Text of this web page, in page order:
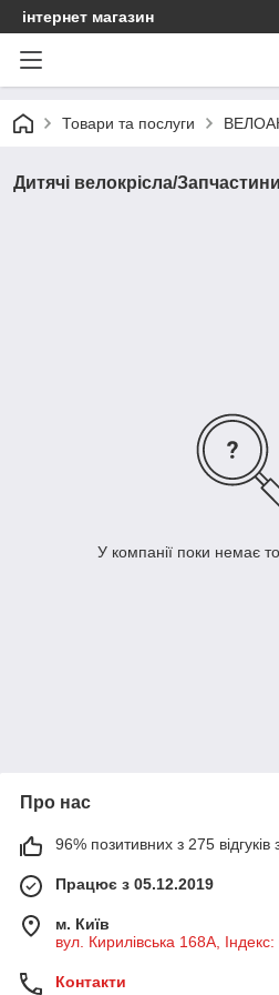
інтернет магазин
Товари та послуги
Дитячі велокрісла/Запчастини
У компанії поки немає
Про нас
96% позитивних з 275 відгуків
Працює з 05.12.2019
м. Київ
вул. Кирилівська 168A,
Контакти